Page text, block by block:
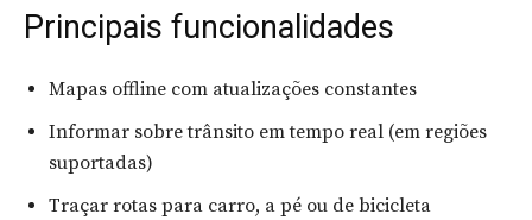
Principais funcionalidades
Mapas offline com atualizações constantes
Informar sobre trânsito em tempo real (em regiões
suportadas)
Traçar rotas para carro, a pé ou de bicicleta